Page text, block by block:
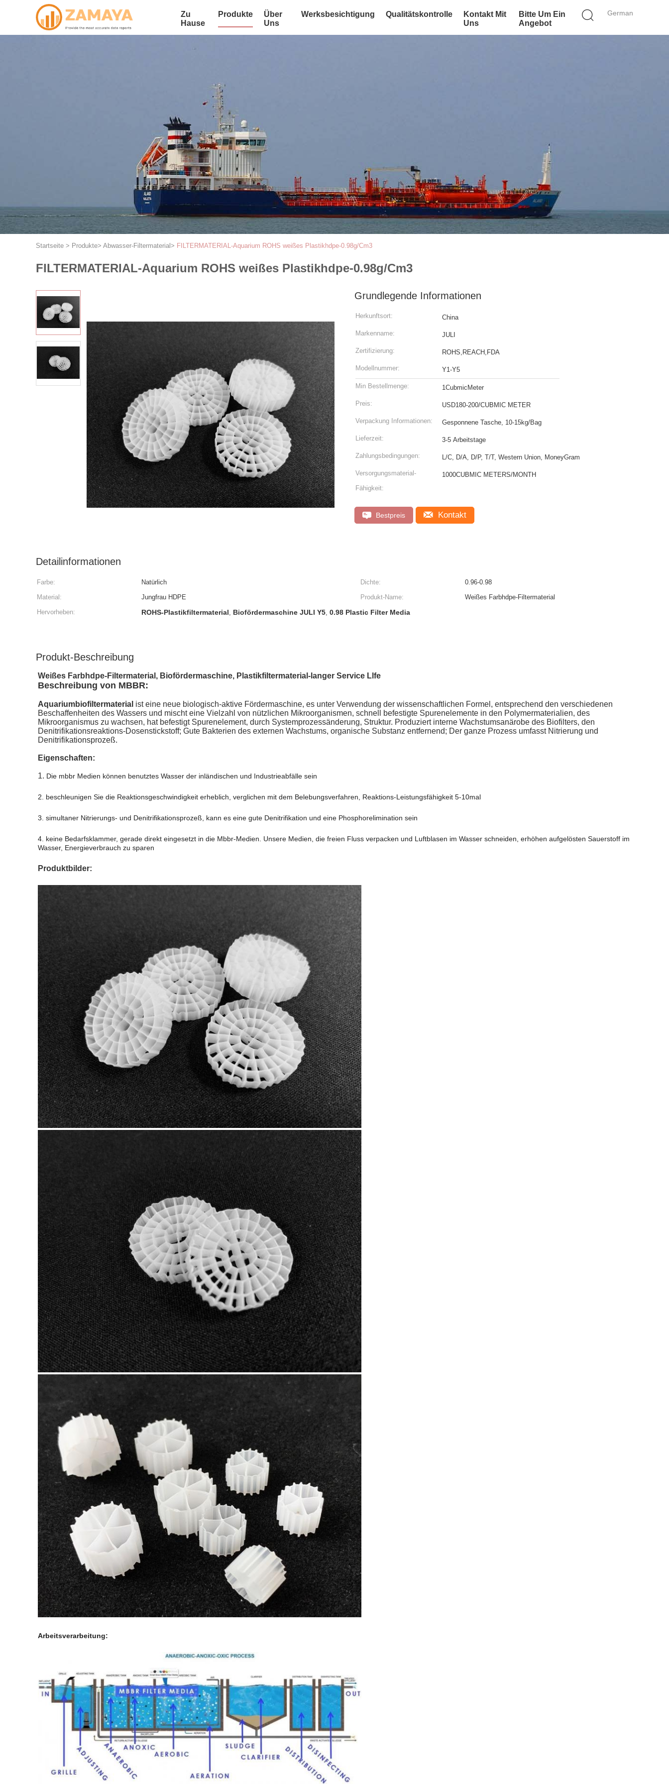
German
Zu
Hause
Produkte
Über
Uns
Werksbesichtigung Qualitätskontrolle
Kontakt Mit
Uns
Bitte Um Ein
Angebot
Startseite > Produkte> Abwasser-Filtermaterial > FILTERMATERIAL-Aquarium ROHS weißes Plastikhdpe-0.98g/Cm3
FILTERMATERIAL-Aquarium ROHS weißes Plastikhdpe-0.98g/Cm3
Grundlegende Informationen
Herkunftsort: China
Markenname: JULI
Zertifizierung: ROHS,REACH,FDA
Modellnummer: Y1-Y5
Min Bestellmenge: 1CubmicMeter
Preis: USD180-200/CUBMIC METER
Verpackung Informationen: Gesponnene Tasche, 10-15kg/Bag
Lieferzeit: 3-5 Arbeitstage
Zahlungsbedingungen: L/C, D/A, D/P, T/T, Western Union, MoneyGram
Versorgungsmaterial-
Fähigkeit:
1000CUBMIC METERS/MONTH
Bestpreis Kontakt
Detailinformationen
Farbe: Natürlich Dichte:
0.96-0.98
Material:
Jungfrau HDPE Produkt-Name:
Weißes Farbhdpe-Filtermaterial
Hervorheben:
ROHS-Plastikfiltermaterial, Biofördermaschine JULI Y5, 0.98 Plastic Filter Media
Produkt-Beschreibung
Weißes Farbhdpe-Filtermaterial, Biofördermaschine, Plastikfiltermaterial-langer Service Llfe
Beschreibung von MBBR:
Aquariumbiofiltermaterial ist eine neue biologisch-aktive Fördermaschine, es unter Verwendung der wissenschaftlichen Formel, entsprechend den verschiedenen
Beschaffenheiten des Wassers und mischt eine Vielzahl von nützlichen Mikroorganismen, schnell befestigte Spurenelemente in den Polymermaterialien, des
Mikroorganismus zu wachsen, hat befestigt Spurenelement, durch Systemprozessänderung, Struktur. Produziert interne Wachstumsanärobe des Biofilters, den
Denitrifikationsreaktions-Dosenstickstoff; Gute Bakterien des externen Wachstums, organische Substanz entfernend; Der ganze Prozess umfasst Nitrierung und
Denitrifikationsprozeß.
Eigenschaften:
1. Die mbbr Medien können benutztes Wasser der inländischen und Industrieabfälle sein
2. beschleunigen Sie die Reaktionsgeschwindigkeit erheblich, verglichen mit dem Belebungsverfahren, Reaktions-Leistungsfähigkeit 5-10mal
3. simultaner Nitrierungs- und Denitrifikationsprozeß, kann es eine gute Denitrifikation und eine Phosphorelimination sein
4. keine Bedarfsklammer, gerade direkt eingesetzt in die Mbbr-Medien. Unsere Medien, die freien Fluss verpacken und Luftblasen im Wasser schneiden, erhöhen aufgelösten Sauerstoff im
Wasser, Energieverbrauch zu sparen
Produktbilder:
Arbeitsverarbeitung: